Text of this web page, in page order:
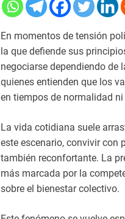
En momentos de tensión
la que defiende sus
negociarse dependiendo de
quienes entienden que los
en tiempos de normalidad
La vida cotidiana suele
este escenario, convivir con
también reconfortante. La
más marcada por la
sobre el bienestar colectivo.